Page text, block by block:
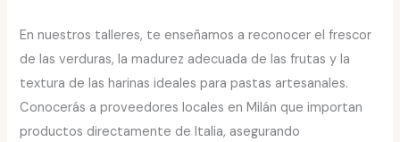
En nuestros talleres, te enseñamos a reconocer el frescor
de las verduras, la madurez adecuada de las frutas y la
textura de las harinas ideales para pastas artesanales.
Conocerás a proveedores locales en Milán que importan
productos directamente de Italia, asegurando